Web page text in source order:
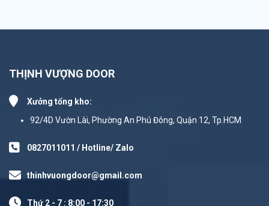
THỊNH VƯỢNG DOOR
Xưởng tổng kho:
92/4D Vườn Lài, Phường An Phú Đông, Quận 12, Tp.HCM
0827011011 / Hotline/ Zalo
thinhvuongdoor@gmail.com
Thứ 2 - 7 : 8:00 - 17:30